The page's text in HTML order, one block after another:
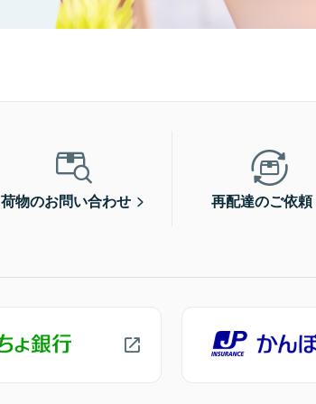
荷物のお問い合わせ 再配達のご依頼